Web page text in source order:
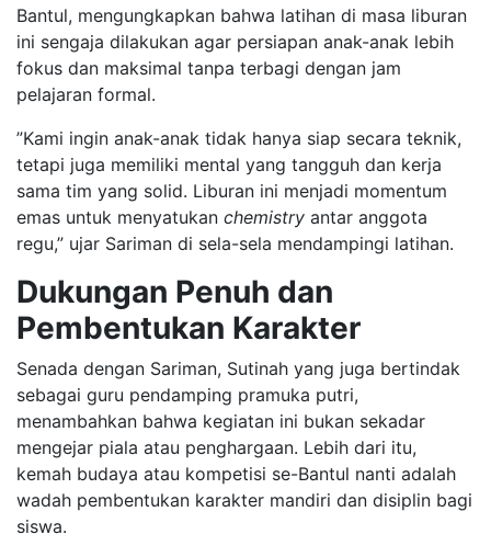
Bantul, mengungkapkan bahwa latihan di masa liburan
ini sengaja dilakukan agar persiapan anak-anak lebih
fokus dan maksimal tanpa terbagi dengan jam
pelajaran formal.
​”Kami ingin anak-anak tidak hanya siap secara teknik,
tetapi juga memiliki mental yang tangguh dan kerja
sama tim yang solid. Liburan ini menjadi momentum
emas untuk menyatukan chemistry antar anggota
regu,” ujar Sariman di sela-sela mendampingi latihan.
Dukungan Penuh dan
Pembentukan Karakter
​Senada dengan Sariman, Sutinah yang juga bertindak
sebagai guru pendamping pramuka putri,
menambahkan bahwa kegiatan ini bukan sekadar
mengejar piala atau penghargaan. Lebih dari itu,
kemah budaya atau kompetisi se-Bantul nanti adalah
wadah pembentukan karakter mandiri dan disiplin bagi
siswa.